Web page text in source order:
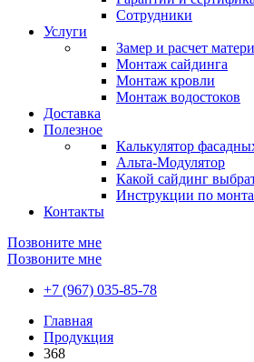
Сотрудники
Услуги
Замер и расчет
Монтаж сайдинга
Монтаж кровли
Монтаж водостоков
Доставка
Полезное
Калькулятор
Альта-Модулятор
Какой сайдинг
Инструкции по
Контакты
Позвоните мне
Позвоните мне
+7 (967) 035-85-78
Главная
Продукция
368